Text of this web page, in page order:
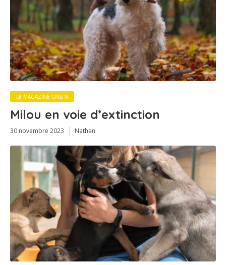
LE MAGAZINE CNSPA
Milou en voie d’extinction
30 novembre 2023 Nathan